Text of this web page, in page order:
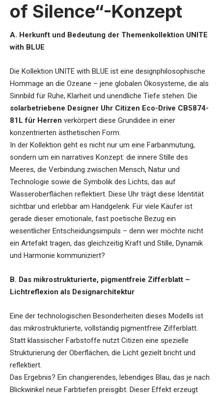
of Silence“-Konzept
A. Herkunft und Bedeutung der Themenkollektion UNITE
with BLUE
Die Kollektion UNITE with BLUE ist eine designphilosophische
Hommage an die Ozeane – jene globalen Ökosysteme, die als
Sinnbild für Ruhe, Klarheit und unendliche Tiefe stehen. Die
solarbetriebene Designer Uhr Citizen Eco-Drive CB5874-
81L für Herren verkörpert diese Grundidee in einer
konzentrierten ästhetischen Form.
In der Kollektion geht es nicht nur um eine Farbanmutung,
sondern um ein narratives Konzept: die innere Stille des
Meeres, die Verbindung zwischen Mensch, Natur und
Technologie sowie die Symbolik des Lichts, das auf
Wasseroberflächen reflektiert. Diese Uhr trägt diese Identität
sichtbar und erlebbar am Handgelenk. Für viele Käufer ist
gerade dieser emotionale, fast poetische Bezug ein
wesentlicher Entscheidungsimpuls – denn wer möchte nicht
ein Artefakt tragen, das gleichzeitig Kraft und Stille, Dynamik
und Harmonie kommuniziert?
B. Das mikrostrukturierte, pigmentfreie Zifferblatt –
Lichtreflexion als Designarchitektur
Eine der technologischen Besonderheiten dieses Modells ist
das mikrostrukturierte, vollständig pigmentfreie Zifferblatt.
Statt klassischer Farbstoffe nutzt Citizen eine spezielle
Strukturierung der Oberflächen, die Licht gezielt bricht und
reflektiert.
Das Ergebnis? Ein changierendes, lebendiges Blau, das je nach
Blickwinkel neue Farbtiefen preisgibt. Dieser Effekt erzeugt